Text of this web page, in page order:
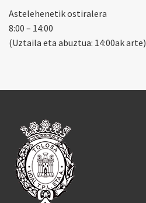
Astelehenetik ostiralera
8:00 – 14:00
(Uztaila eta abuztua: 14:00ak arte)